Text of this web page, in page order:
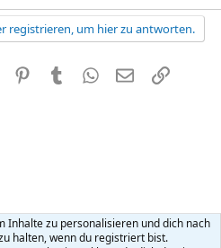
registrieren, um hier zu antworten.
PinterestTumblr WhatsApp
E-MailLink
Inhalte zu personalisieren und dich nach
halten, wenn du registriert bist.